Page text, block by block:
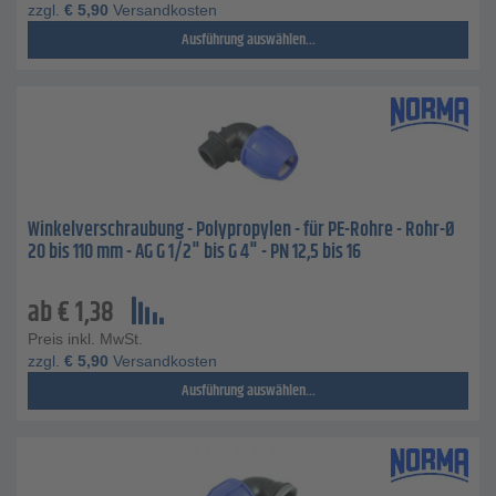
zzgl. € 5,90 Versandkosten
Ausführung auswählen...
Winkelverschraubung - Polypropylen - für PE-Rohre - Rohr-Ø
20 bis 110 mm - AG G 1/2" bis G 4" - PN 12,5 bis 16
ab€1,38
Preis inkl. MwSt.
zzgl. € 5,90 Versandkosten
Ausführung auswählen...